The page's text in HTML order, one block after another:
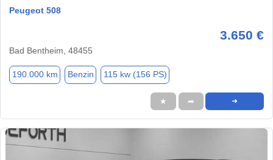
Peugeot 508
3.650 €
Bad Bentheim, 48455
190.000 km Benzin 115 kw (156 PS)
★ ➦ ➜